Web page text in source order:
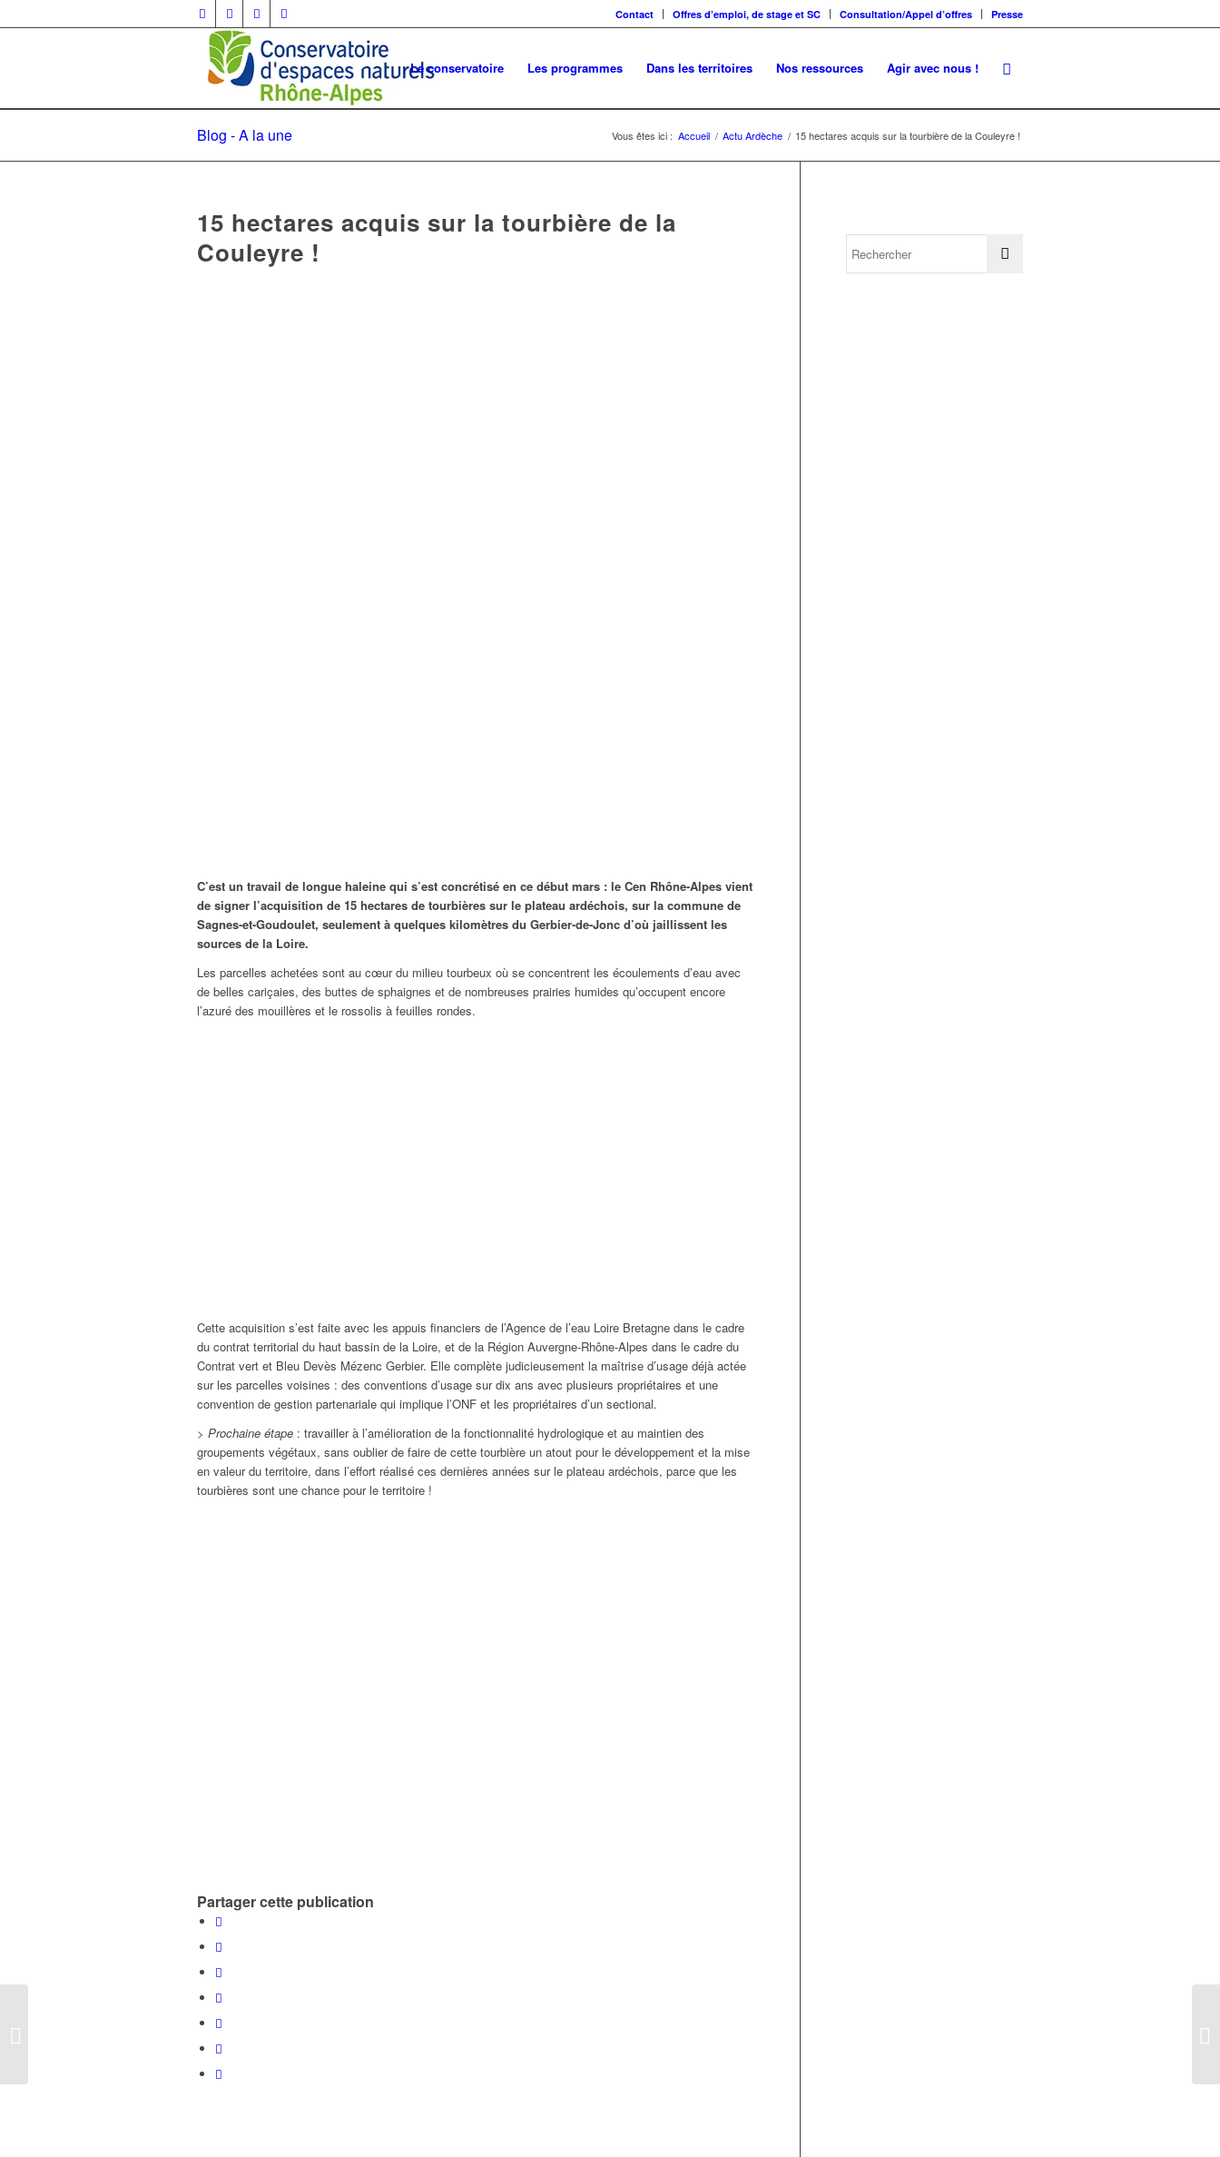
Contact Offres d’emploi, de stage et SC Consultation/Appel d’offres Presse
Le conservatoire Les programmes Dans les territoires Nos ressources Agir avec nous !
Blog - A la une Vous êtes ici : Accueil / Actu Ardèche / 15 hectares acquis sur la tourbière de la Couleyre !
15 hectares acquis sur la tourbière de la
Couleyre !
C’est un travail de longue haleine qui s’est concrétisé en ce début mars : le Cen Rhône-Alpes vient
de signer l’acquisition de 15 hectares de tourbières sur le plateau ardéchois, sur la commune de
Sagnes-et-Goudoulet, seulement à quelques kilomètres du Gerbier-de-Jonc d’où jaillissent les
sources de la Loire.
Les parcelles achetées sont au cœur du milieu tourbeux où se concentrent les écoulements d’eau avec
de belles cariçaies, des buttes de sphaignes et de nombreuses prairies humides qu’occupent encore
l’azuré des mouillères et le rossolis à feuilles rondes.
Cette acquisition s’est faite avec les appuis financiers de l’Agence de l’eau Loire Bretagne dans le cadre
du contrat territorial du haut bassin de la Loire, et de la Région Auvergne-Rhône-Alpes dans le cadre du
Contrat vert et Bleu Devès Mézenc Gerbier. Elle complète judicieusement la maîtrise d’usage déjà actée
sur les parcelles voisines : des conventions d’usage sur dix ans avec plusieurs propriétaires et une
convention de gestion partenariale qui implique l’ONF et les propriétaires d’un sectional.
> Prochaine étape : travailler à l’amélioration de la fonctionnalité hydrologique et au maintien des
groupements végétaux, sans oublier de faire de cette tourbière un atout pour le développement et la mise
en valeur du territoire, dans l’effort réalisé ces dernières années sur le plateau ardéchois, parce que les
tourbières sont une chance pour le territoire !
Partager cette publication